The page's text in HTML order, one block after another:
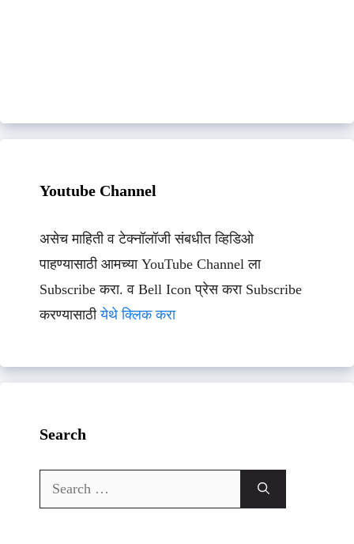
Youtube Channel
असेच माहिती व टेक्नॉलॉजी संबधीत व्हिडिओ
पाहण्यासाठी आमच्या YouTube Channel ला
Subscribe करा. व Bell Icon प्रेस करा Subscribe
करण्यासाठीयेथे क्लिक करा
Search
Search
for: